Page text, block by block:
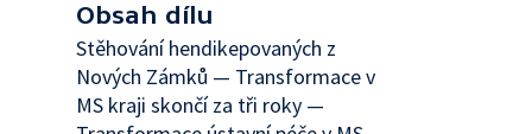
Obsah dílu
Stěhování hendikepovaných z
Nových Zámků — Transformace v
MS kraji skončí za tři roky —